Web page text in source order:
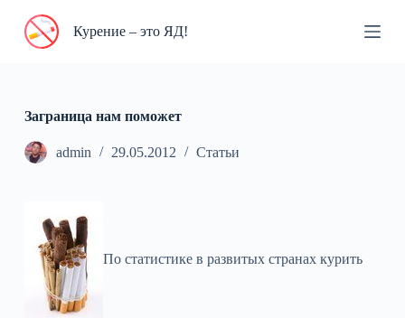
П
и
Курение – это ЯД!
Заграница нам поможет
admin 29.05.2012 Статьи
По статистике в развитых странах курить